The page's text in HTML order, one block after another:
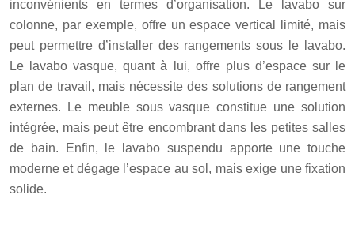
inconvénients en termes d’organisation. Le lavabo sur
colonne, par exemple, offre un espace vertical limité, mais
peut permettre d’installer des rangements sous le lavabo.
Le lavabo vasque, quant à lui, offre plus d’espace sur le
plan de travail, mais nécessite des solutions de rangement
externes. Le meuble sous vasque constitue une solution
intégrée, mais peut être encombrant dans les petites salles
de bain. Enfin, le lavabo suspendu apporte une touche
moderne et dégage l’espace au sol, mais exige une fixation
solide.